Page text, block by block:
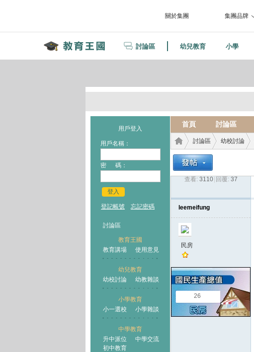
關於集團 集團品牌
討論區 幼兒教育 小學
用戶登入
用戶名稱：
密 碼：
登入
登記帳號 忘記密碼
討論區
教育王國
教育講場
使用意見
幼兒教育
幼校討論
幼教雜談
小學教育
小一選校
小學雜談
中學教育
升中派位
中學交流
初中教育
首頁 討論區
王國
›
討論區
›
幼校討論
查看: 3110 回覆: 37
leemeifung
民房
26